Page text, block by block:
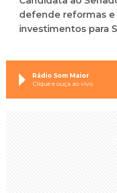
defende reformas e
investimentos para
Rádio Som Maior
Clique e ouça ao vivo